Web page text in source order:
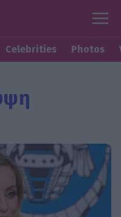
Celebrities Photos